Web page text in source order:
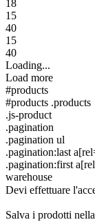
18
15
40
15
40
Loading...
Load more
#products
#products .products
.js-product
.pagination
.pagination ul
.pagination:last
.pagination:first
warehouse
Devi effettuare
Salva i prodotti